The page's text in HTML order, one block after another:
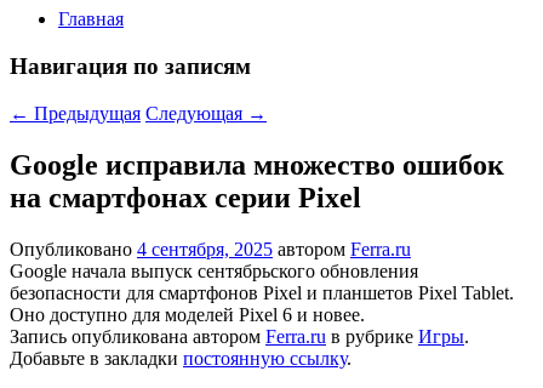
Главная
Навигация по записям
← Предыдущая Следующая →
Google исправила множество ошибок
на смартфонах серии Pixel
Опубликовано 4 сентября, 2025 автором Ferra.ru
Google начала выпуск сентябрьского обновления
безопасности для смартфонов Pixel и планшетов Pixel Tablet.
Оно доступно для моделей Pixel 6 и новее.
Запись опубликована автором Ferra.ru в рубрике Игры.
Добавьте в закладки постоянную ссылку.